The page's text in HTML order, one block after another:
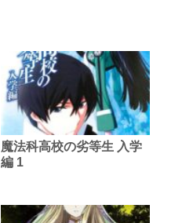
魔法科高校の劣等生 入学
編 1